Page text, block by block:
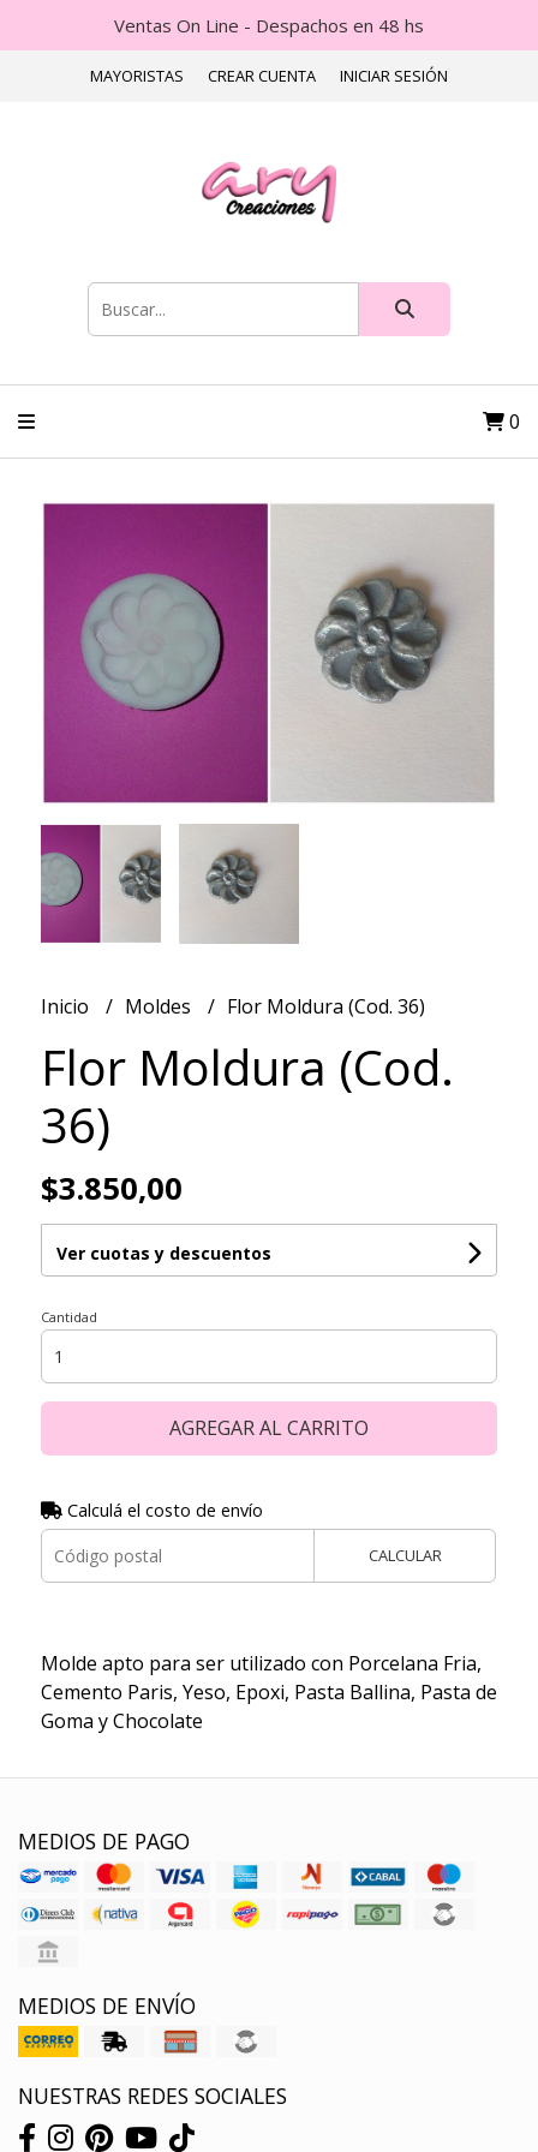
Ventas On Line - Despachos en 48 hs
MAYORISTAS CREAR CUENTA INICIAR SESIÓN
0
Inicio Moldes Flor Moldura (Cod. 36)
Flor Moldura (Cod.
36)
$3.850,00
Ver cuotas y descuentos
Cantidad
AGREGAR AL CARRITO
Calculá el costo de envío
CALCULAR
Molde apto para ser utilizado con Porcelana Fria,
Cemento Paris, Yeso, Epoxi, Pasta Ballina, Pasta de
Goma y Chocolate
MEDIOS DE PAGO
MEDIOS DE ENVÍO
NUESTRAS REDES SOCIALES